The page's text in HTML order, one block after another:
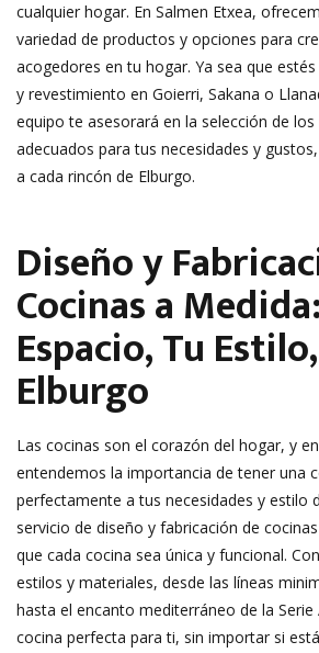
cualquier hogar. En Salmen Etxea,
variedad de productos y opciones para
acogedores en tu hogar. Ya sea que
y revestimiento en Goierri, Sakana o
equipo te asesorará en la selección de
adecuados para tus necesidades y
a cada rincón de Elburgo.
Diseño y
Cocinas a
Espacio, Tu
Elburgo
Las cocinas son el corazón del hogar, y
entendemos la importancia de tener una
perfectamente a tus necesidades y estilo
servicio de diseño y fabricación de
que cada cocina sea única y funcional.
estilos y materiales, desde las líneas
hasta el encanto mediterráneo de la
cocina perfecta para ti, sin importar si